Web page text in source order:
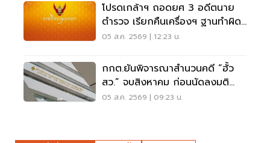
โปรดเกล้าฯ ถอดยศ 3 อดีตนาย
ตำรวจ เรียกคืนเครื่องฯ ฐานทำผิด
วินัยร้ายแรง
05 ส.ค. 2569 | 12:23 น.
กกต.ยันพิจารณาสำนวนคดี “ฮั้ว
สว.” จบสิงหาคม ก่อนนัดลงมติ
ภายหลัง
05 ส.ค. 2569 | 09:23 น.